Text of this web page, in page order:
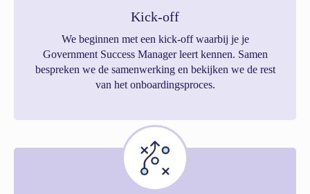
Kick-off
We beginnen met een kick-off waarbij je je
Government Success Manager leert kennen. Samen
bespreken we de samenwerking en bekijken we de rest
van het onboardingsproces.